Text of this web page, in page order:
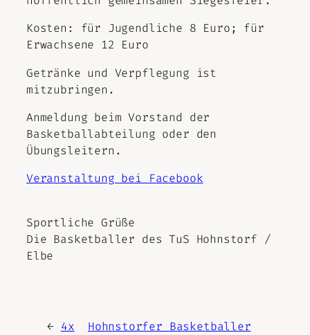
Kosten: für Jugendliche 8 Euro; für
Erwachsene 12 Euro
Getränke und Verpflegung ist
mitzubringen.
Anmeldung beim Vorstand der
Basketballabteilung oder den
Übungsleitern.
Veranstaltung bei Facebook
Sportliche Grüße
Die Basketballer des TuS Hohnstorf /
Elbe
← 4x
Hohnstorfer Basketballer